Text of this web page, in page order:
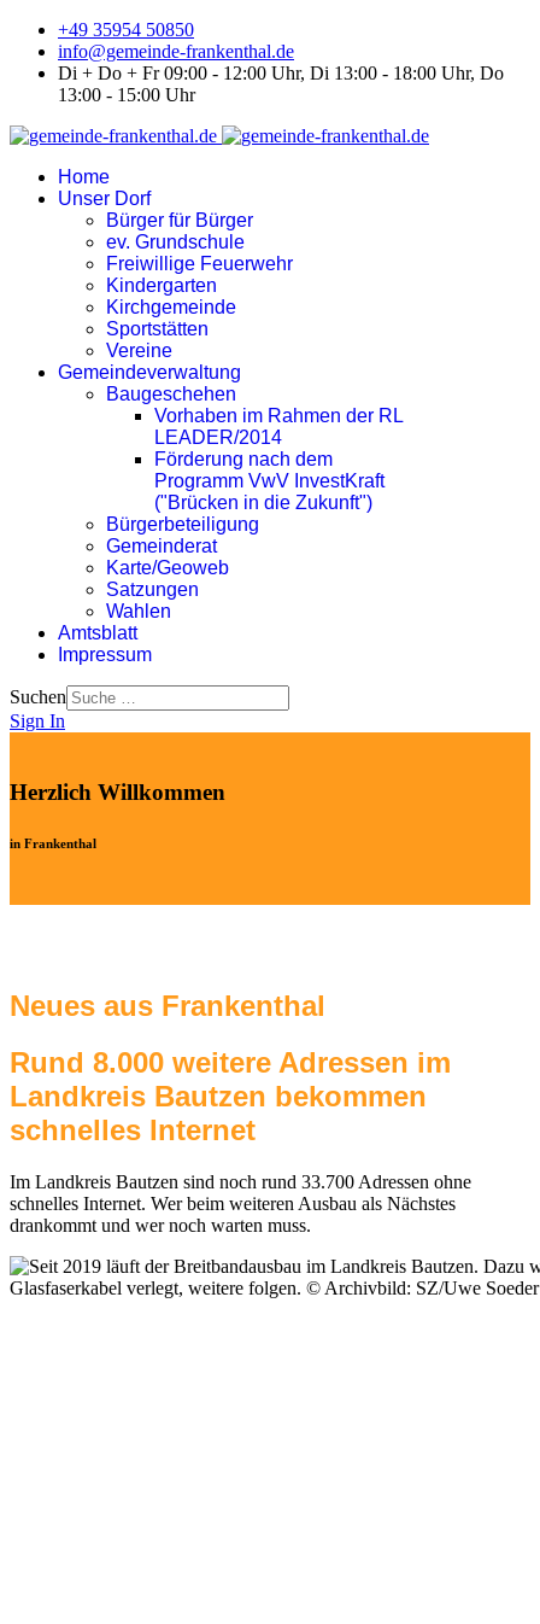
+49 35954 50850
info@gemeinde-frankenthal.de
Di + Do + Fr 09:00 - 12:00 Uhr, Di 13:00 - 18:00 Uhr, Do
13:00 - 15:00 Uhr
Home
Unser Dorf
Bürger für Bürger
ev. Grundschule
Freiwillige Feuerwehr
Kindergarten
Kirchgemeinde
Sportstätten
Vereine
Gemeindeverwaltung
Baugeschehen
Vorhaben im Rahmen der RL
LEADER/2014
Förderung nach dem
Programm VwV InvestKraft
("Brücken in die Zukunft")
Bürgerbeteiligung
Gemeinderat
Karte/Geoweb
Satzungen
Wahlen
Amtsblatt
Impressum
Suchen
Sign In
Herzlich Willkommen
in Frankenthal
Neues aus Frankenthal
Rund 8.000 weitere Adressen im
Landkreis Bautzen bekommen
schnelles Internet
Im Landkreis Bautzen sind noch rund 33.700 Adressen ohne
schnelles Internet. Wer beim weiteren Ausbau als Nächstes
drankommt und wer noch warten muss.